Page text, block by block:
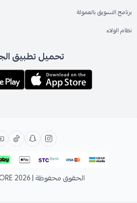
برنامج التسويق بالعمولة
نظام الولاء
تحميل تطبيق
الحقوق محفوظة | 2026